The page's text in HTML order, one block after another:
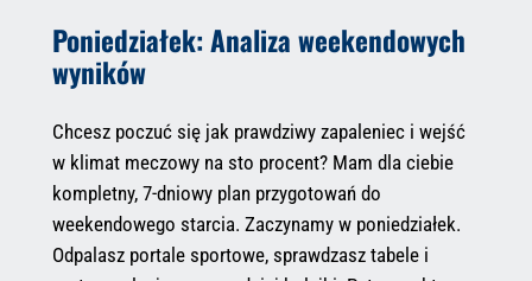
Poniedziałek: Analiza weekendowych
wyników
Chcesz poczuć się jak prawdziwy zapaleniec i wejść
w klimat meczowy na sto procent? Mam dla ciebie
kompletny, 7-dniowy plan przygotowań do
weekendowego starcia. Zaczynamy w poniedziałek.
Odpalasz portale sportowe, sprawdzasz tabele i